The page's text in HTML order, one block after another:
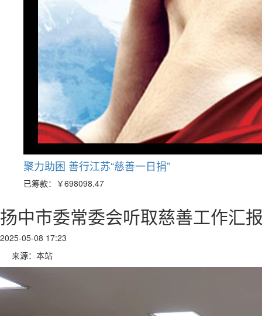
聚力助困 善行江苏“慈善一日捐”
已筹款： ￥698098.47
扬中市委常委会听取慈善工作汇
2025-05-08 17:23
来源：本站